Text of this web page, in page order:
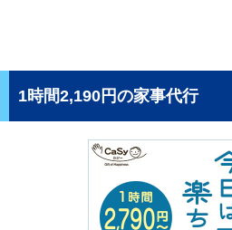
1時間2,190円の家事代行